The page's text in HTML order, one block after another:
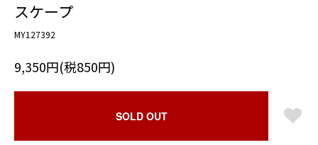
スケープ
MY127392
9,350円(税850円)
SOLD OUT